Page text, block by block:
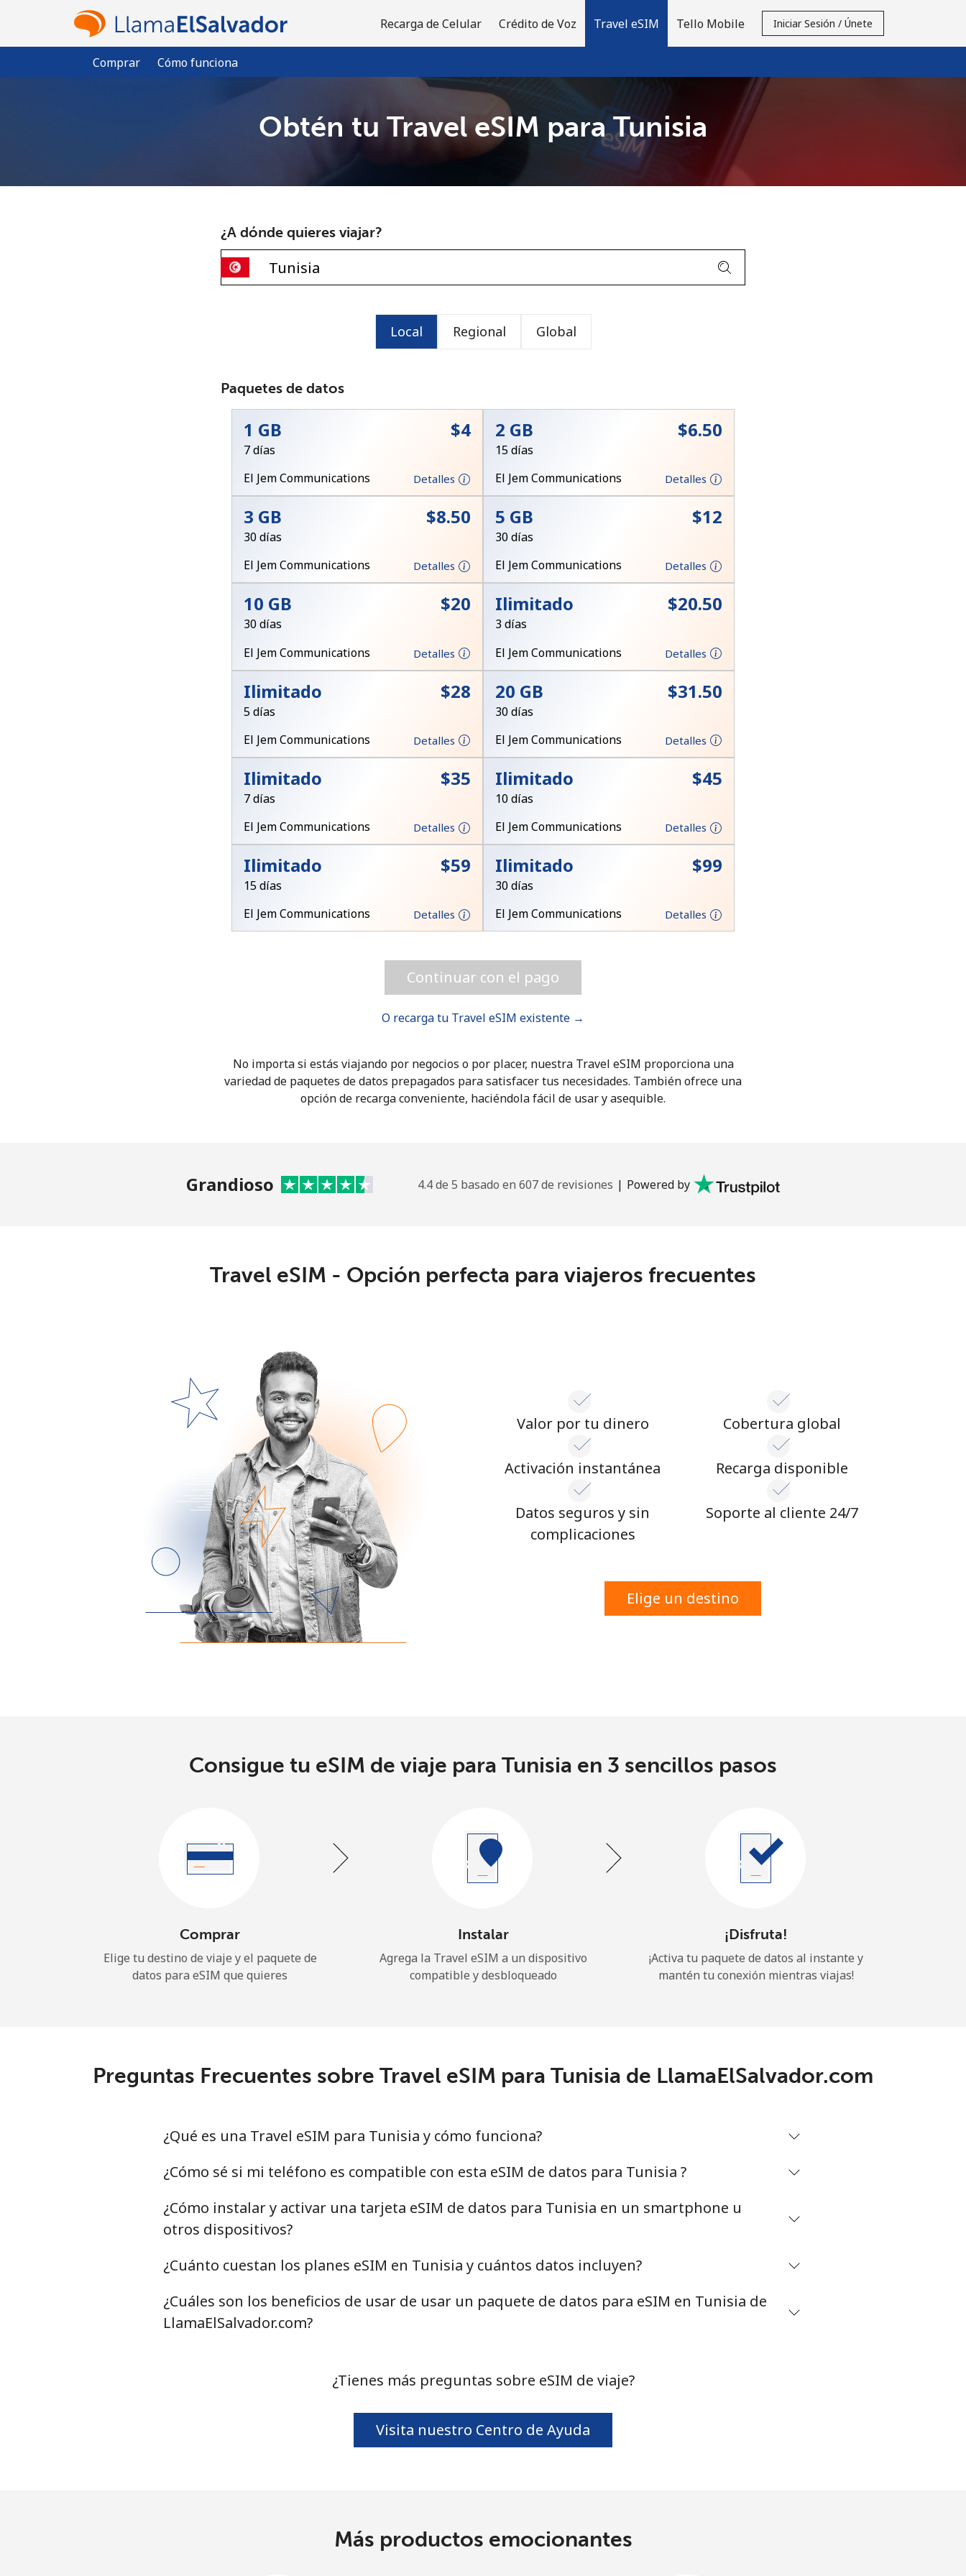
Recarga de Celular Crédito de Voz Travel eSIM
Comprar Cómo funciona
Tello Mobile Iniciar Sesión / Únete
¡Bienvenido!
Inicia sesión →
o
No se ha creado una contraseña
Mínimo 8 caracteres
Una letra mayúscula y una minúscula
Un número
Mantente en contacto para recibir nuestras mejores
Al abrir una cuenta en este sitio web, estoy de
¡Hola!
¿Olvidaste tu contraseña? →
Obtén tu Travel eSIM para Tunisia
¿A dónde quieres viajar?
Local Regional Global
Paquetes de datos
1 GB ⁦$4⁩
7 días
El Jem Communications
Detalles
2 GB ⁦$6.50⁩
15 días
El Jem Communications
Detalles
3 GB ⁦$8.50⁩
30 días
El Jem Communications
Detalles
5 GB ⁦$12⁩
30 días
El Jem Communications
Detalles
10 GB ⁦$20⁩
30 días
El Jem Communications
Detalles
Ilimitado ⁦$20.50⁩
3 días
El Jem Communications
Detalles
Ilimitado ⁦$28⁩
5 días
El Jem Communications
Detalles
20 GB ⁦$31.50⁩
30 días
El Jem Communications
Detalles
Ilimitado ⁦$35⁩
7 días
El Jem Communications
Detalles
Ilimitado ⁦$45⁩
10 días
El Jem Communications
Detalles
Ilimitado ⁦$59⁩
15 días
El Jem Communications
Detalles
Ilimitado ⁦$99⁩
30 días
El Jem Communications
Detalles
Continuar con el pago
O recarga tu Travel eSIM existente →
No importa si estás viajando por negocios o por placer, nuestra Travel eSIM proporciona una
variedad de paquetes de datos prepagados para satisfacer tus necesidades. También ofrece una
opción de recarga conveniente, haciéndola fácil de usar y asequible.
Grandioso 4.4 de 5 basado en 607 de revisiones | Powered by
Travel eSIM - Opción perfecta para viajeros frecuentes
Valor por tu dinero
Activación instantánea
Datos seguros y sin
complicaciones
Cobertura global
Recarga disponible
Soporte al cliente 24/7
Elige un destino
Consigue tu eSIM de viaje para Tunisia en 3 sencillos pasos
Comprar
Elige tu destino de viaje y el paquete de
datos para eSIM que quieres
Instalar
Agrega la Travel eSIM a un dispositivo
compatible y desbloqueado
¡Disfruta!
¡Activa tu paquete de datos al instante y
mantén tu conexión mientras viajas!
Preguntas Frecuentes sobre Travel eSIM para Tunisia de LlamaElSalvador.com
¿Qué es una Travel eSIM para Tunisia y cómo funciona?
¿Cómo sé si mi teléfono es compatible con esta eSIM de datos para Tunisia ?
¿Cómo instalar y activar una tarjeta eSIM de datos para Tunisia en un smartphone u
otros dispositivos?
¿Cuánto cuestan los planes eSIM en Tunisia y cuántos datos incluyen?
¿Cuáles son los beneficios de usar de usar un paquete de datos para eSIM en Tunisia de
LlamaElSalvador.com?
¿Tienes más preguntas sobre eSIM de viaje?
Visita nuestro Centro de Ayuda
Más productos emocionantes